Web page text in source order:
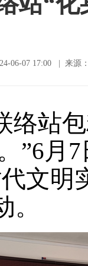
06-07 17:00 | 来源
络站
”6月
文明